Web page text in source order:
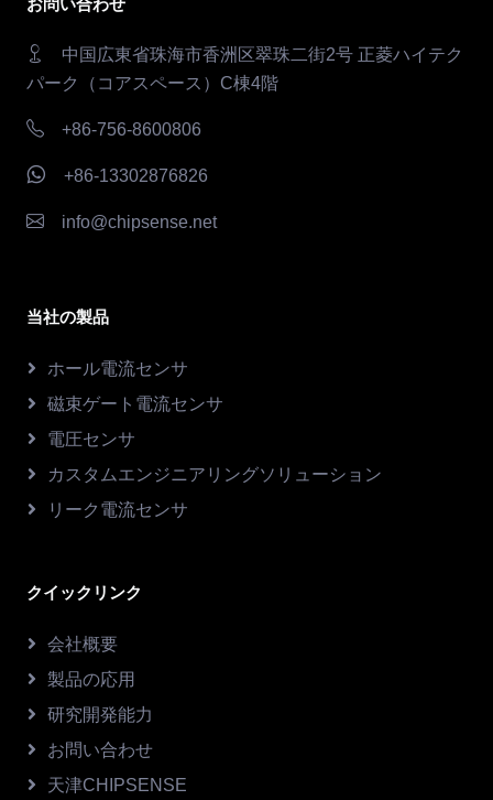
お問い合わせ
中国広東省珠海市香洲区翠珠二街2号 正菱ハイテク
パーク（コアスペース）C棟4階
+86-756-8600806
+86-13302876826
info@chipsense.net
当社の製品
ホール電流センサ
磁束ゲート電流センサ
電圧センサ
カスタムエンジニアリングソリューション
リーク電流センサ
クイックリンク
会社概要
製品の応用
研究開発能力
お問い合わせ
天津CHIPSENSE